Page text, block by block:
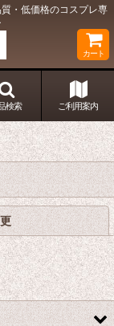
・低価格のコスプレ専
カート
検索 ご利用案内
閉じる